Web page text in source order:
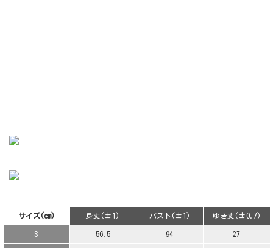
サイズ(cm) 身丈(±1) バスト(±1) ゆき丈(±0.7)
S 56.5 94 27